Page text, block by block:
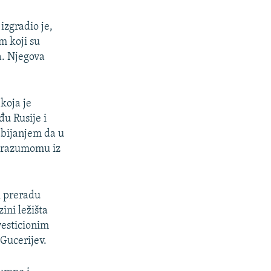
je,
koji su
Njegova
je
Rusije i
da u
iz
preradu
ležišta